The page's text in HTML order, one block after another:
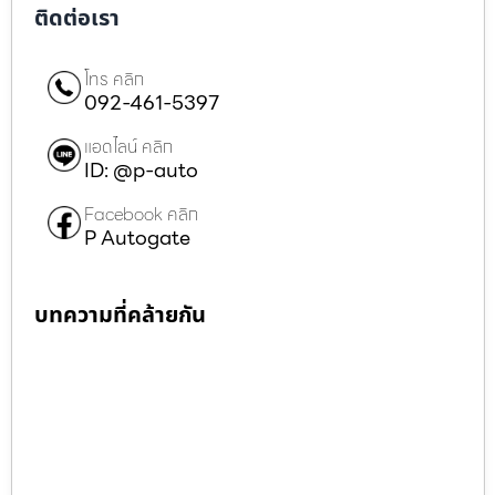
ติดต่อเรา
โทร คลิก
092-461-5397
แอดไลน์ คลิก
ID: @p-auto
Facebook คลิก
P Autogate
บทความที่คล้ายกัน